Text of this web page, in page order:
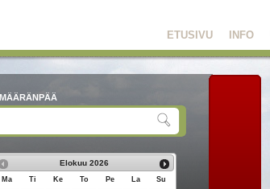
INFO
ETUSIVU
MÄÄRÄNPÄÄ
Elokuu 2026
Ma Ti Ke To Pe La
Su